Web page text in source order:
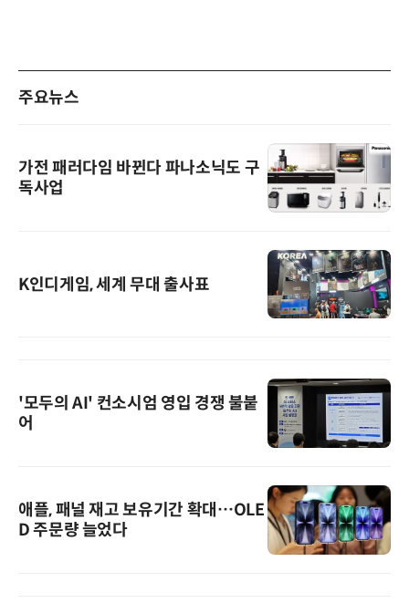
주요뉴스
가전 패러다임 바뀐다 파나소닉도 구
독사업
K인디게임, 세계 무대 출사표
'모두의 AI' 컨소시엄 영입 경쟁 불붙
어
애플, 패널 재고 보유기간 확대…OLE
D 주문량 늘었다